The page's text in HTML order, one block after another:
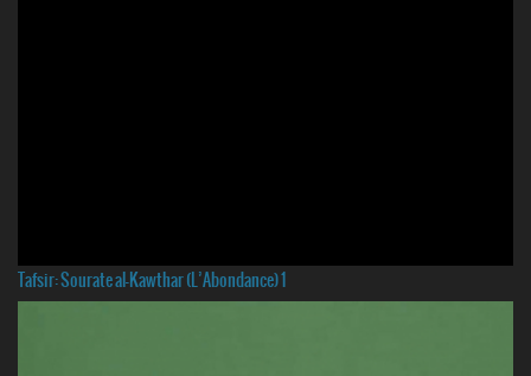
Tafsir: Sourate al-Kawthar (L’Abondance) 1